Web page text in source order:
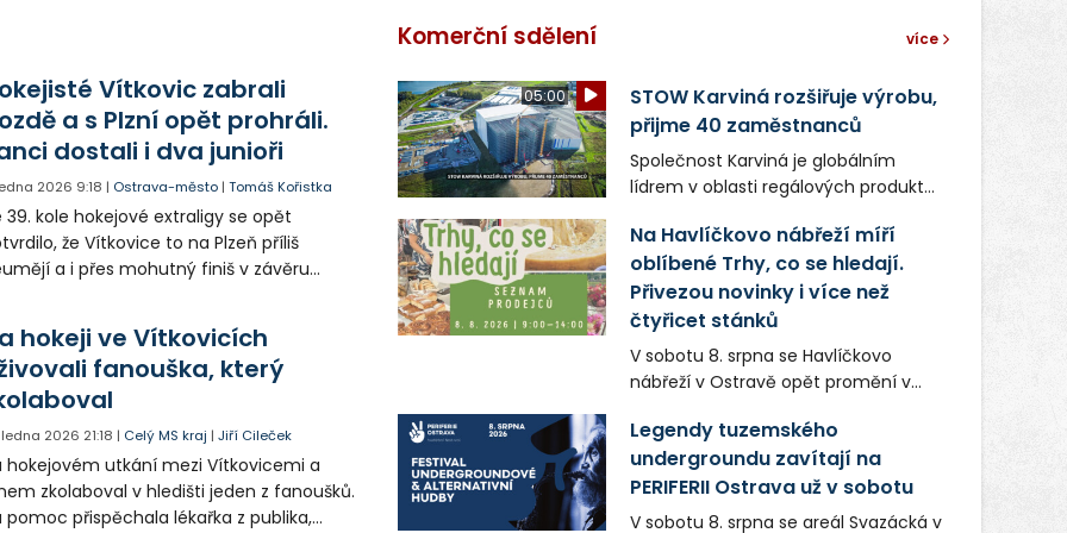
Vítkovic zabrali
a s Plzní opět prohráli.
dostali i dva junioři
2026 9:18 | Ostrava-město |Tomáš Kořistka
39. kole hokejové extraligy se opět
že Vítkovice to na Plzeň příliš
a i přes mohutný finiš v závěru
hokeji ve Vítkovicích
fanouška, který
ledna 2026 21:18 | Celý MS kraj |Jiří Cileček
hokejovém utkání mezi Vítkovicemi a
zkolaboval v hledišti jeden z fanoušků.
pomoc přispěchala lékařka z publika,
Komerční sdělení více
05:00
STOW Karviná rozšiřuje výrobu,
přijme 40 zaměstnanců
Společnost Karviná je globálním
lídrem v oblasti regálových produktů
zaměstnavatelem na Karvinsku a
firmou s obrovským potenciálem.
Na Havlíčkovo nábřeží míří
oblíbené Trhy, co se hledají.
Přivezou novinky i více než
čtyřicet stánků
V sobotu 8. srpna se Havlíčkovo
nábřeží v Ostravě opět promění v
lokálních výrobků. Trhy, co se hledají
tentokrát nabídnou více než čtyřicet
pečlivě vybraných stánků s kvalitní
gastronomií, farmářskými produkty,
Legendy tuzemského
undergroundu zavítají na
PERIFERII Ostrava už v sobotu
V sobotu 8. srpna se areál Svazácká v